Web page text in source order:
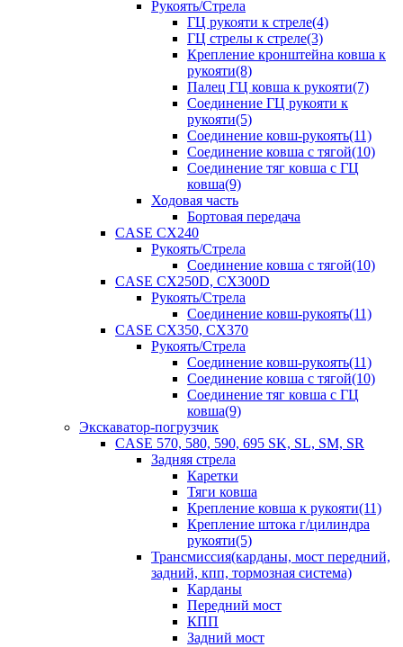
Рукоять/Стрела
ГЦ рукояти к стреле(4)
ГЦ стрелы к стреле(3)
Крепление кронштейна ковша к
рукояти(8)
Палец ГЦ ковша к рукояти(7)
Соединение ГЦ рукояти к
рукояти(5)
Соединение ковш-рукоять(11)
Соединение ковша с тягой(10)
Соединение тяг ковша с ГЦ
ковша(9)
Ходовая часть
Бортовая передача
CASE CX240
Рукоять/Стрела
Соединение ковша с тягой(10)
CASE CX250D, CX300D
Рукоять/Стрела
Соединение ковш-рукоять(11)
CASE CX350, CX370
Рукоять/Стрела
Соединение ковш-рукоять(11)
Соединение ковша с тягой(10)
Соединение тяг ковша с ГЦ
ковша(9)
Экскаватор-погрузчик
CASE 570, 580, 590, 695 SK, SL, SM, SR
Задняя стрела
Каретки
Тяги ковша
Крепление ковша к рукояти(11)
Крепление штока г/цилиндра
рукояти(5)
Трансмиссия(карданы, мост передний,
задний, кпп, тормозная система)
Карданы
Передний мост
КПП
Задний мост